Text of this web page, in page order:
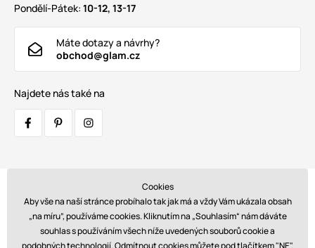
Pondělí-Pátek: 10-12, 13-17
Máte dotazy a návrhy?
obchod@glam.cz
Najdete nás také na
Cookies
Aby vše na naší stránce probíhalo tak jak má a vždy Vám ukázala obsah
„na míru”, používáme cookies. Kliknutím na „Souhlasím“ nám dáváte
souhlas s používáním všech níže uvedených souborů cookie a
podobných technologií. Odmítnout cookies můžete pod tlačítkem "NE".